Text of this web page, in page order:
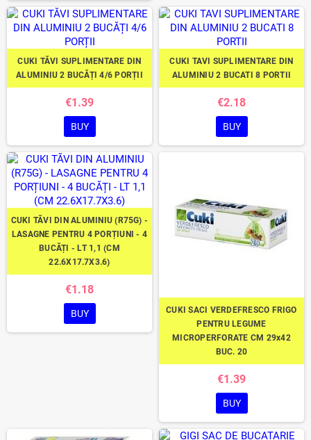
CUKI TĂVI SUPLIMENTARE DIN
ALUMINIU 2 BUCĂȚI 4/6 PORȚII
€1.39
BUY
CUKI TAVI SUPLIMENTARE DIN
ALUMINIU 2 BUCATI 8 PORTII
€2.18
BUY
CUKI TĂVI DIN ALUMINIU (R75G) -
LASAGNE PENTRU 4 PORȚIUNI - 4
BUCĂȚI - LT 1,1 (CM
22.6X17.7X3.6)
€1.18
BUY
CUKI SACI VERDEFRESCO FRIGO
PENTRU LEGUME
MICROPERFORATE CM 29x42
BUC. 20
€1.39
BUY